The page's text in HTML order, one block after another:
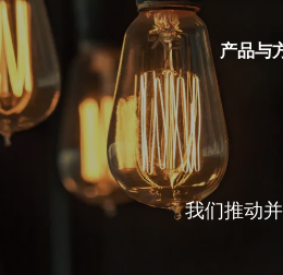
产品与
我们推动